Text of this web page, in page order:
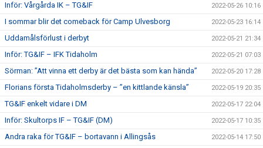
Inför: Vårgårda IK – TG&IF 2022-05-26 10:16
I sommar blir det comeback för Camp Ulvesborg 2022-05-23 16:14
Uddamålsförlust i derbyt 2022-05-21 21:34
Inför: TG&IF – IFK Tidaholm 2022-05-21 07:03
Sörman: ”Att vinna ett derby är det bästa som kan hända” 2022-05-20 17:28
Florians första Tidaholmsderby – ”en kittlande känsla” 2022-05-19 20:35
TG&IF enkelt vidare i DM 2022-05-17 22:04
Inför: Skultorps IF – TG&IF (DM) 2022-05-17 10:35
Andra raka för TG&IF – bortavann i Allingsås 2022-05-14 17:50